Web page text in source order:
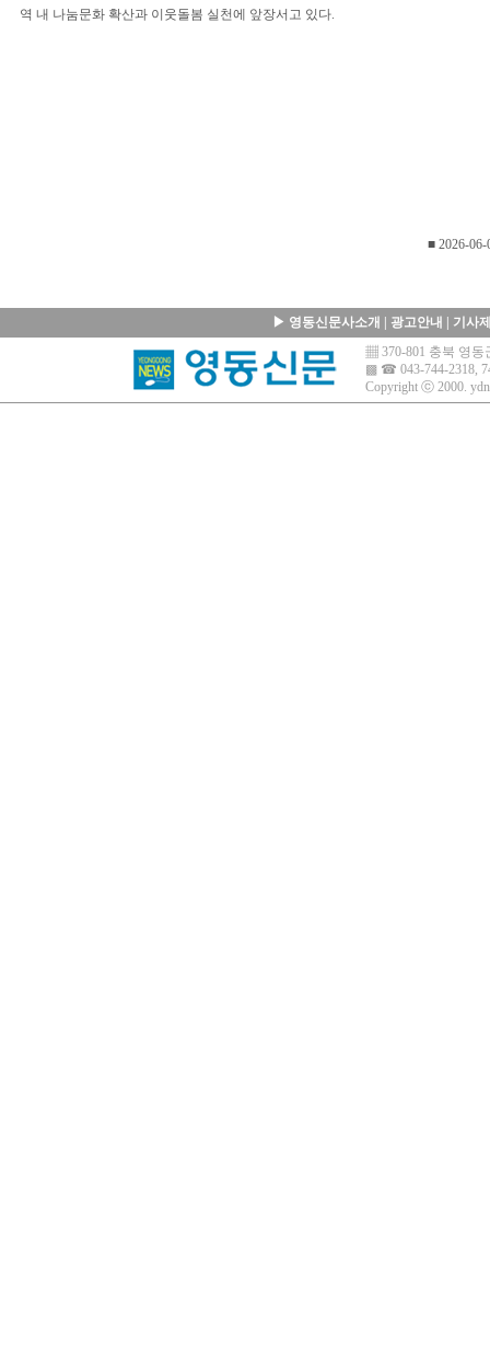
역 내 나눔문화 확산과 이웃돌봄 실천에 앞장서고 있다.
■ 2026-
▶ 영동신문사소개 광고안내
기사
▦ 370-801 충북 영
▩ ☎ 043-744-2318,
Copyright ⓒ 2000.